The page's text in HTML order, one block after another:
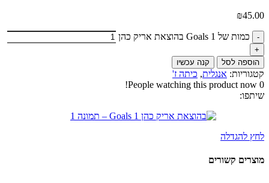
₪45.00
כמות של Goals 1 בהוצאת אריק כהן
הוספה לסל קנה עכשיו
קטגוריות: אנגלית, כיתה ז'
0
People watching this product now!
שיתפו:
לחץ להגדלה
מוצרים קשורים